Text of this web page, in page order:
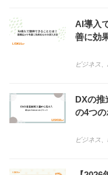
AI導入
善に効
ビジネス
DXの推
の4つの
ビジネス